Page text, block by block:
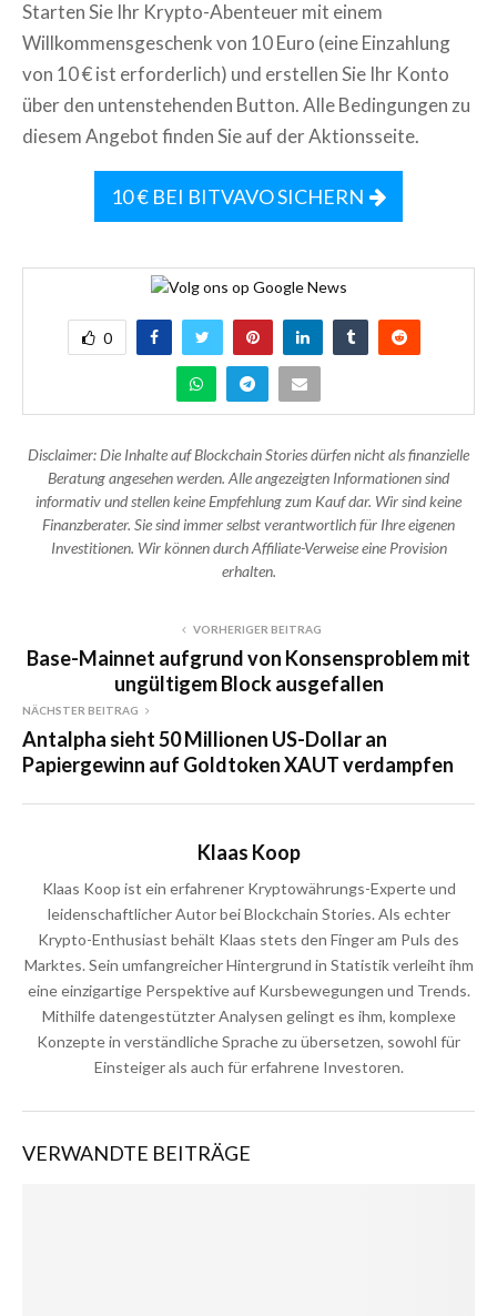
Starten Sie Ihr Krypto-Abenteuer mit einem
Willkommensgeschenk von 10 Euro (eine Einzahlung
von 10 € ist erforderlich) und erstellen Sie Ihr Konto
über den untenstehenden Button. Alle Bedingungen zu
diesem Angebot finden Sie auf der Aktionsseite.
10 € BEI BITVAVO SICHERN
0
Disclaimer: Die Inhalte auf Blockchain Stories dürfen nicht als finanzielle
Beratung angesehen werden. Alle angezeigten Informationen sind
informativ und stellen keine Empfehlung zum Kauf dar. Wir sind keine
Finanzberater. Sie sind immer selbst verantwortlich für Ihre eigenen
Investitionen. Wir können durch Affiliate-Verweise eine Provision
erhalten.
VORHERIGER BEITRAG
Base-Mainnet aufgrund von Konsensproblem mit
ungültigem Block ausgefallen
NÄCHSTER BEITRAG
Antalpha sieht 50 Millionen US-Dollar an
Papiergewinn auf Goldtoken XAUT verdampfen
Klaas Koop
Klaas Koop ist ein erfahrener Kryptowährungs-Experte und
leidenschaftlicher Autor bei Blockchain Stories. Als echter
Krypto-Enthusiast behält Klaas stets den Finger am Puls des
Marktes. Sein umfangreicher Hintergrund in Statistik verleiht ihm
eine einzigartige Perspektive auf Kursbewegungen und Trends.
Mithilfe datengestützter Analysen gelingt es ihm, komplexe
Konzepte in verständliche Sprache zu übersetzen, sowohl für
Einsteiger als auch für erfahrene Investoren.
VERWANDTE BEITRÄGE